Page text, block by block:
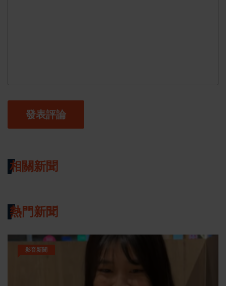
發表評論
相關新聞
熱門新聞
影音新聞